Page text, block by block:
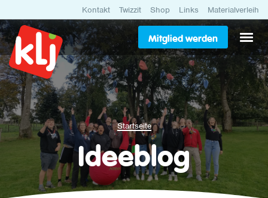
Kontakt Twizzit Shop Links Materialverleih
Mitglied werden
Startseite
Ideeblog